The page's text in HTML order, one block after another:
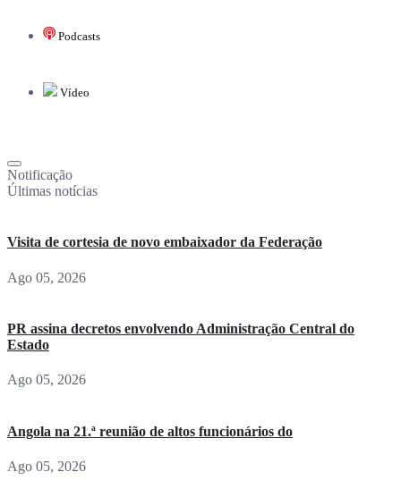
Podcasts
Vídeo
Notificação
Últimas notícias
Visita de cortesia de novo embaixador da Federação
Ago 05, 2026
PR assina decretos envolvendo Administração Central do
Estado
Ago 05, 2026
Angola na 21.ª reunião de altos funcionários do
Ago 05, 2026